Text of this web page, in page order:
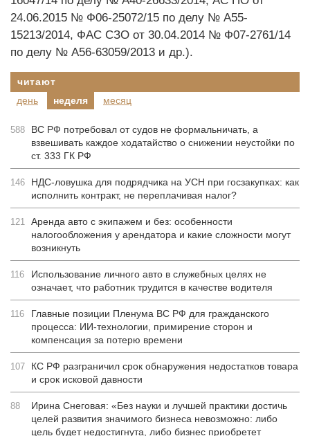
24.06.2015 № Ф06-25072/15 по делу № А55-
15213/2014, ФАС СЗО от 30.04.2014 № Ф07-2761/14
по делу № А56-63059/2013 и др.).
читают
день
неделя месяц
588
ВС РФ потребовал от судов не формальничать, а
взвешивать каждое ходатайство о снижении неустойки по
ст. 333 ГК РФ
146
НДС-ловушка для подрядчика на УСН при госзакупках: как
исполнить контракт, не переплачивая налог?
121 Аренда авто с экипажем и без: особенности
налогообложения у арендатора и какие сложности могут
возникнуть
116
Использование личного авто в служебных целях не
означает, что работник трудится в качестве водителя
116
Главные позиции Пленума ВС РФ для гражданского
процесса: ИИ-технологии, примирение сторон и
компенсация за потерю времени
107
КС РФ разграничил срок обнаружения недостатков товара
и срок исковой давности
88
Ирина Снеговая: «Без науки и лучшей практики достичь
целей развития значимого бизнеса невозможно: либо
цель будет недостигнута, либо бизнес приобретет